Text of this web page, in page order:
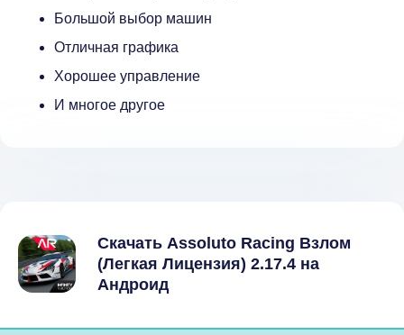
Большой выбор машин
Отличная графика
Хорошее управление
И многое другое
Скачать Assoluto Racing Взлом
(Легкая Лицензия) 2.17.4 на
Андроид